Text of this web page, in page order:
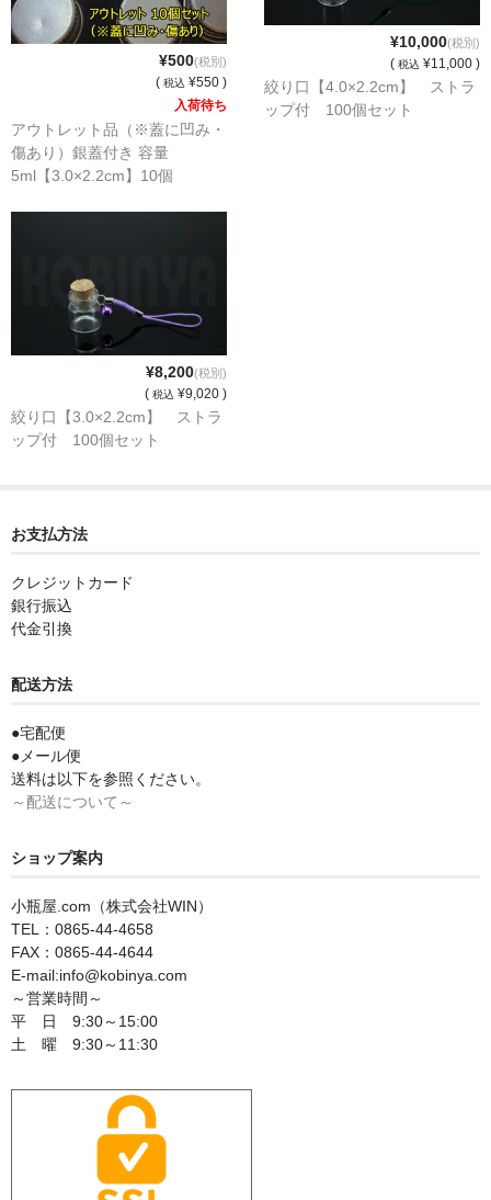
¥500(税別)
( 税込 ¥550 )
入荷待ち
アウトレット品（※蓋に凹み・
傷あり）銀蓋付き 容量
5ml【3.0×2.2cm】10個
¥10,000(税別)
( 税込 ¥11,000 )
絞り口【4.0×2.2cm】 ストラ
ップ付 100個セット
¥8,200(税別)
( 税込 ¥9,020 )
絞り口【3.0×2.2cm】 ストラ
ップ付 100個セット
お支払方法
クレジットカード
銀行振込
代金引換
配送方法
●宅配便
●メール便
送料は以下を参照ください。
～配送について～
ショップ案内
小瓶屋.com（株式会社WIN）
TEL：0865-44-4658
FAX：0865-44-4644
E-mail:info@kobinya.com
～営業時間～
平 日 9:30～15:00
土 曜 9:30～11:30